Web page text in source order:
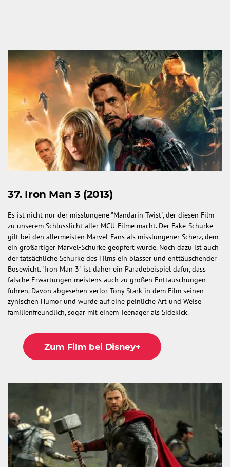
37. Iron Man 3 (2013)
Es ist nicht nur der misslungene "Mandarin-Twist", der diesen Film
zu unserem Schlusslicht aller MCU-Filme macht. Der Fake-Schurke
gilt bei den allermeisten Marvel-Fans als misslungener Scherz, dem
ein großartiger Marvel-Schurke geopfert wurde. Noch dazu ist auch
der tatsächliche Schurke des Films ein blasser und enttäuschender
Bösewicht. "Iron Man 3" ist daher ein Paradebeispiel dafür, dass
falsche Erwartungen meistens auch zu großen Enttäuschungen
führen. Davon abgesehen verlor Tony Stark in dem Film seinen
zynischen Humor und wurde auf eine peinliche Art und Weise
familienfreundlich, sogar mit einem Teenager als Sidekick.
Zum Film bei Disney+